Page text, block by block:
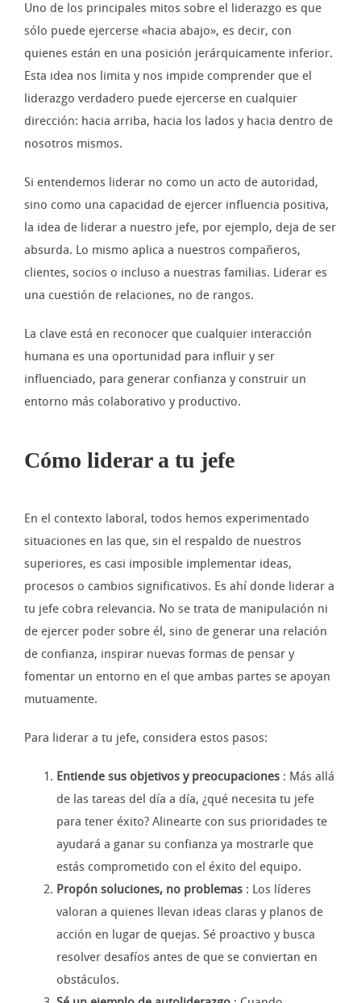
Uno de los principales mitos sobre el liderazgo es que
sólo puede ejercerse «hacia abajo», es decir, con
quienes están en una posición jerárquicamente inferior.
Esta idea nos limita y nos impide comprender que el
liderazgo verdadero puede ejercerse en cualquier
dirección: hacia arriba, hacia los lados y hacia dentro de
nosotros mismos.
Si entendemos liderar no como un acto de autoridad,
sino como una capacidad de ejercer influencia positiva,
la idea de liderar a nuestro jefe, por ejemplo, deja de ser
absurda. Lo mismo aplica a nuestros compañeros,
clientes, socios o incluso a nuestras familias. Liderar es
una cuestión de relaciones, no de rangos.
La clave está en reconocer que cualquier interacción
humana es una oportunidad para influir y ser
influenciado, para generar confianza y construir un
entorno más colaborativo y productivo.
Cómo liderar a tu jefe
En el contexto laboral, todos hemos experimentado
situaciones en las que, sin el respaldo de nuestros
superiores, es casi imposible implementar ideas,
procesos o cambios significativos. Es ahí donde liderar a
tu jefe cobra relevancia. No se trata de manipulación ni
de ejercer poder sobre él, sino de generar una relación
de confianza, inspirar nuevas formas de pensar y
fomentar un entorno en el que ambas partes se apoyan
mutuamente.
Para liderar a tu jefe, considera estos pasos:
Entiende sus objetivos y preocupaciones : Más allá
de las tareas del día a día, ¿qué necesita tu jefe
para tener éxito? Alinearte con sus prioridades te
ayudará a ganar su confianza ya mostrarle que
estás comprometido con el éxito del equipo.
Propón soluciones, no problemas : Los líderes
valoran a quienes llevan ideas claras y planos de
acción en lugar de quejas. Sé proactivo y busca
resolver desafíos antes de que se conviertan en
obstáculos.